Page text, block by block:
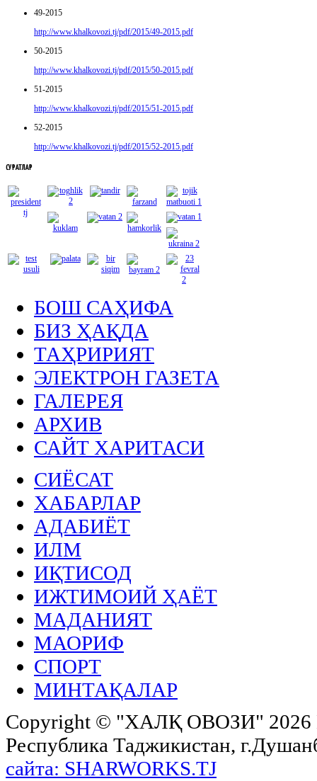
49-2015
http://www.khalkovozi.tj/pdf/2015/49-2015.pdf
50-2015
http://www.khalkovozi.tj/pdf/2015/50-2015.pdf
51-2015
http://www.khalkovozi.tj/pdf/2015/51-2015.pdf
52-2015
http://www.khalkovozi.tj/pdf/2015/52-2015.pdf
СУРАТЛАР
БОШ САҲИФА
БИЗ ҲАҚДА
ТАҲРИРИЯТ
ЭЛЕКТРОН ГАЗЕТА
ГАЛЕРЕЯ
АРХИВ
САЙТ ХАРИТАСИ
СИЁСАТ
ХАБАРЛАР
АДАБИЁТ
ИЛМ
ИҚТИСОД
ИЖТИМОИЙ ҲАЁТ
МАДАНИЯТ
МАОРИФ
СПОРТ
МИНТАҚАЛАР
Copyright © "ХАЛҚ ОВОЗИ"
Республика Таджикистан,
сайта: SHARWORKS.TJ